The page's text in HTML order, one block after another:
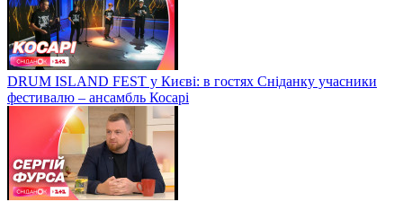
DRUM ISLAND FEST у Києві: в гостях Сніданку учасники
фестивалю – ансамбль Косарі